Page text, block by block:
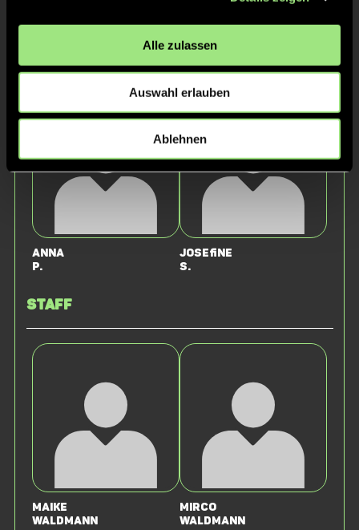
Alle zulassen
Auswahl erlauben
Ablehnen
Moana
Enja
Anna
P.
Josefine
S.
Staff
Maike
Waldmann
Mirco
Waldmann